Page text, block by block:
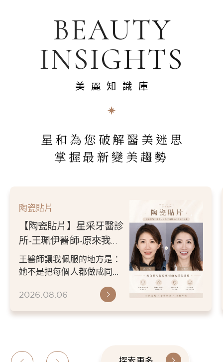
BEAUTY
INSIGHTS
美麗知識庫
星和為您破解醫美迷思
掌握最新變美趨勢
陶瓷貼片
【陶瓷貼片】星采牙醫診
所-王珮伊醫師-原來我的
不愛笑，只是不喜歡自己
原本的牙齒
王醫師讓我佩服的地方是：
她不是把每個人都做成同一
更適合自己的樣子。 現...
2026.08.06